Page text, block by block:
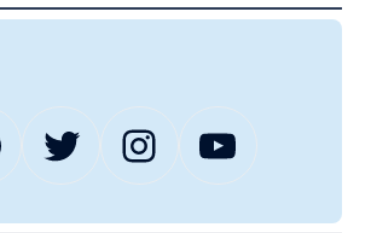
Twitter Instagram YouTube